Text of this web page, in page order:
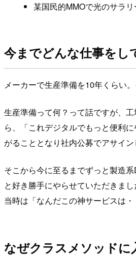
某国民的MMOで光のサラ
今までどんな仕事をし
メーカーで生産準備を10年くらい
生産準備って何？って話ですが、
ら、「これデジタルでもっと便利
がることとなり社内公募でアサイ
そこから今に至るまでずっと製造
と好き勝手にやらせていただきま
当時は「なんだこの神サービスは
なぜクラスメソッド